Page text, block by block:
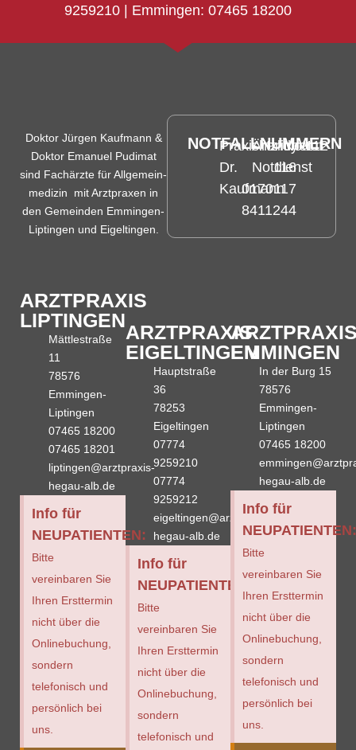
9259210 | Emmingen: 07465 18200
Doktor Jürgen Kaufmann &
Doktor Emanuel Pudimat
sind Fachärzte für All­ge­mein­
medizin mit Arztpraxen in
den Gemeinden Emmingen-
Liptingen und Eigeltingen.
NOTFALLNUMMERN
Praxishandy
Dr.
Kaufmann
0170
8411244
Ärtzlicher
Notdienst
116
117
Notruf
112
ARZTPRAXIS
LIPTINGEN
Mättlestraße
11
78576
Emmingen-
Liptingen
07465 18200
07465 18201
liptingen@arztpraxis-
hegau-alb.de
Info für
NEUPATIENTEN:
Bitte
vereinbaren Sie
Ihren Ersttermin
nicht über die
Onlinebuchung,
sondern
telefonisch und
persönlich bei
uns.
ARZTPRAXIS
EIGELTINGEN
Hauptstraße
36
78253
Eigeltingen
07774
9259210
07774
9259212
eigeltingen@arztpraxis-
hegau-alb.de
Info für
NEUPATIENTEN:
Bitte
vereinbaren Sie
Ihren Ersttermin
nicht über die
Onlinebuchung,
sondern
telefonisch und
EMMINGEN
In der Burg 15
78576
Emmingen-
Liptingen
07465 18200
hegau-alb.de
Info für
Bitte
vereinbaren Sie
Ihren Ersttermin
nicht über die
Onlinebuchung,
sondern
telefonisch und
persönlich bei
uns.